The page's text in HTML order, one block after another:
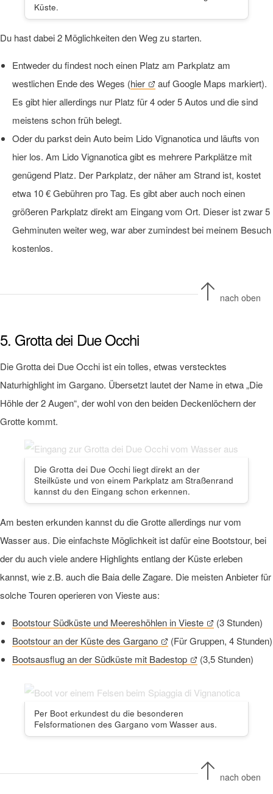
Küste.
Du hast dabei 2 Möglichkeiten den Weg zu starten.
Entweder du findest noch einen Platz am Parkplatz am
westlichen Ende des Weges (hier
auf Google Maps markiert).
Es gibt hier allerdings nur Platz für 4 oder 5 Autos und die sind
meistens schon früh belegt.
Oder du parkst dein Auto beim Lido Vignanotica und läufts von
hier los. Am Lido Vignanotica gibt es mehrere Parkplätze mit
genügend Platz. Der Parkplatz, der näher am Strand ist, kostet
etwa 10 € Gebühren pro Tag. Es gibt aber auch noch einen
größeren Parkplatz direkt am Eingang vom Ort. Dieser ist zwar 5
Gehminuten weiter weg, war aber zumindest bei meinem Besuch
kostenlos.
nach oben
5. Grotta dei Due Occhi
Die Grotta dei Due Occhi ist ein tolles, etwas verstecktes
Naturhighlight im Gargano. Übersetzt lautet der Name in etwa „Die
Höhle der 2 Augen“, der wohl von den beiden Deckenlöchern der
Grotte kommt.
Die Grotta dei Due Occhi liegt direkt an der
Steilküste und von einem Parkplatz am Straßenrand
kannst du den Eingang schon erkennen.
Am besten erkunden kannst du die Grotte allerdings nur vom
Wasser aus. Die einfachste Möglichkeit ist dafür eine Bootstour, bei
der du auch viele andere Highlights entlang der Küste erleben
kannst, wie z.B. auch die Baia delle Zagare. Die meisten Anbieter für
solche Touren operieren von Vieste aus:
Bootstour Südküste und Meereshöhlen in Vieste
(3 Stunden)
Bootstour an der Küste des Gargano
(Für Gruppen, 4 Stunden)
Bootsausflug an der Südküste mit Badestop
(3,5 Stunden)
Per Boot erkundest du die besonderen
Felsformationen des Gargano vom Wasser aus.
nach oben